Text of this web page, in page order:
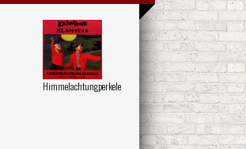
Himmelachtungperkele